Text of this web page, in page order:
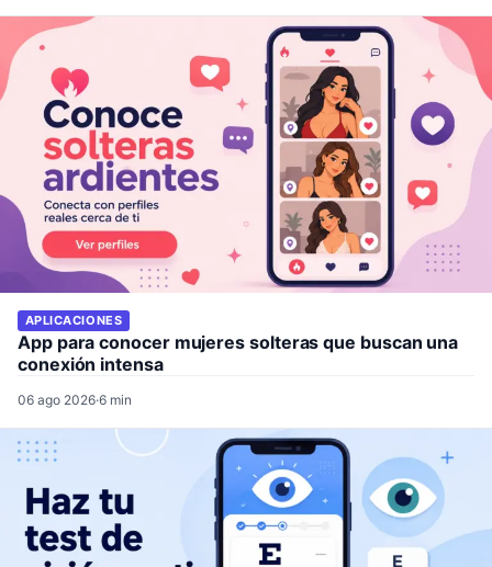
APLICACIONES
App para conocer mujeres solteras que buscan una
conexión intensa
06 ago 2026·6 min